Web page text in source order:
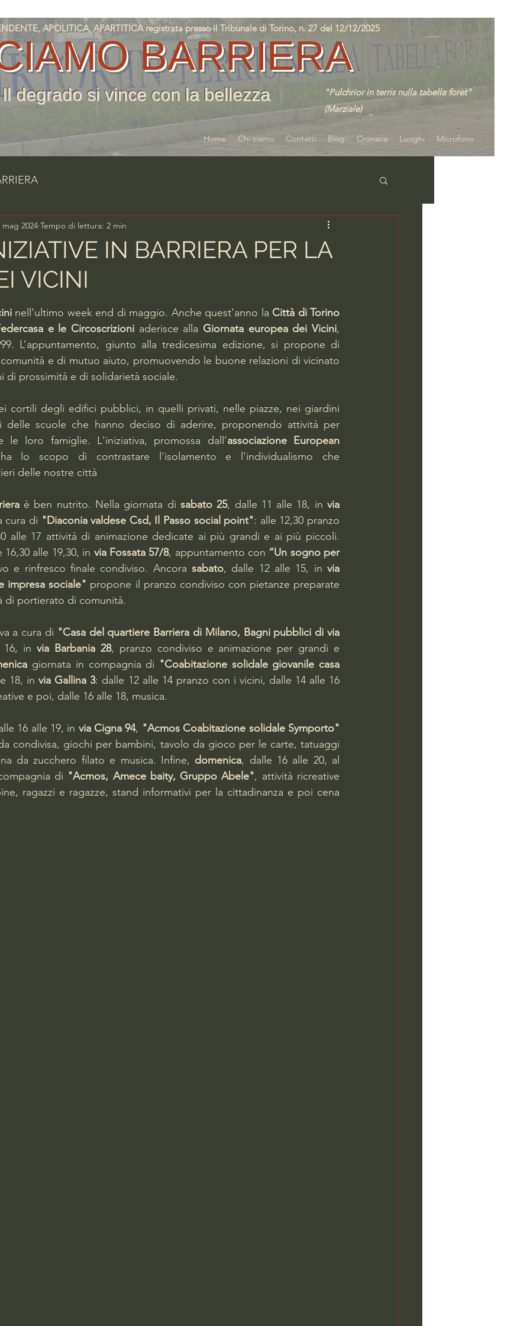
BARRIERA
Il degrado si vince con la bellezza
"Pulchrior in terris nulla tabella foret"
(Marziale)
Home Chi siamo Contatti Blog Cronaca Luoghi Microfono
APOLITICA, APARTITICA registrata presso il Tribunale di Torino, n. 27 del 12/12/2025
IN BARRIERA PER LA
VICINI
mag 2024 Tempo di lettura: 2 min
su 5.
nell’ultimo week end di maggio. Anche quest’anno la
e le Circoscrizioni aderisce alla Giornata europea dei Vicini,
L’appuntamento, giunto alla tredicesima edizione, si propone di
e di mutuo aiuto, promuovendo le buone relazioni di vicinato
di prossimità e di solidarietà sociale.
cortili degli edifici pubblici, in quelli privati, nelle piazze, nei giardini
scuole che hanno deciso di aderire, proponendo attività per
le loro famiglie. L'iniziativa, promossa dall'associazione European
lo scopo di contrastare l'isolamento e l'individualismo che
delle nostre città
è ben nutrito. Nella giornata di sabato 25, dalle 11 alle 18, in via
cura di "Diaconia valdese Csd, Il Passo social point": alle 12,30 pranzo
alle 17 attività di animazione dedicate ai più grandi e ai più piccoli.
16,30 alle 19,30, in via Fossata 57/8, appuntamento con “Un sogno per
e rinfresco finale condiviso. Ancora sabato, dalle 12 alle 15, in via
impresa sociale" propone il pranzo condiviso con pietanze preparate
di portierato di comunità.
a cura di "Casa del quartiere Barriera di Milano, Bagni pubblici di via
16, in via Barbania 28, pranzo condiviso e animazione per grandi e
giornata in compagnia di "Coabitazione solidale giovanile casa
18, in via Gallina 3: dalle 12 alle 14 pranzo con i vicini, dalle 14 alle 16
e poi, dalle 16 alle 18, musica.
16 alle 19, in via Cigna 94,
condivisa, giochi per bambini, tavolo da gioco per le carte, tatuaggi
da zucchero filato e musica. Infine, domenica
di "Acmos, Amece baity, Gruppo Abele", attività ricreative
ragazzi e ragazze, stand informativi per la cittadinanza e poi cena